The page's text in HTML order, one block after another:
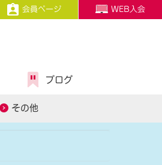
会員ページ WEB入会
その他
ブログ